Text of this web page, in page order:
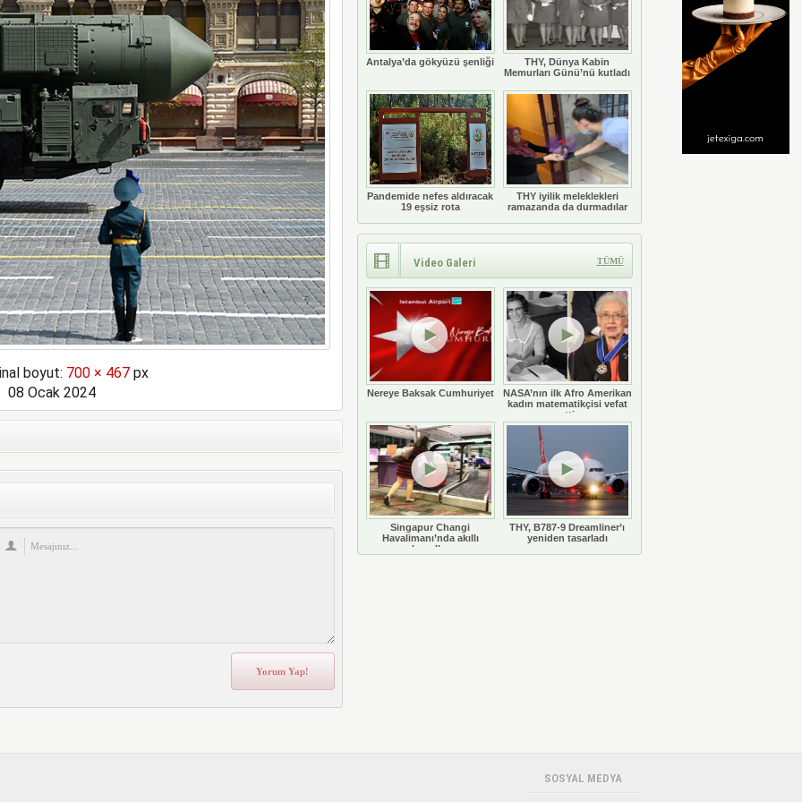
boyut: 700 × 467px
08 Ocak 2024
Antalya’da gökyüzü şenliği
THY, Dünya Kabin
Memurları Günü’nü kutladı
Pandemide nefes aldıracak
19 eşsiz rota
THY iyilik meleklekleri
ramazanda da durmadılar
Video Galeri TÜMÜ
Nereye Baksak Cumhuriyet
NASA’nın ilk Afro Amerikan
kadın matematikçisi vefat
etti
Singapur Changi
Havalimanı’nda akıllı
bavullar
THY, B787-9 Dreamliner’ı
yeniden tasarladı
SOSYAL MEDYA